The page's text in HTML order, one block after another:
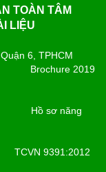
TOÀN TÂM
LIỆU
Quận 6, TPHCM
Brochure 2019
Hồ sơ năng
TCVN 9391:2012